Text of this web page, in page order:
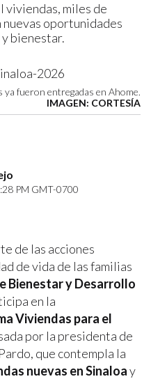
viviendas, miles de
oportunidades
bienestar.
ya fueron entregadas en Ahome.
IMAGEN: CORTESÍA
PM GMT-0700
de las acciones
de vida de las familias
Bienestar y Desarrollo
en la
Viviendas para el
por la presidenta de
que contempla la
nuevas en Sinaloay